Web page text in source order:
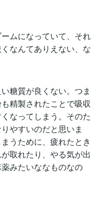
ムになっていて、それ
なんてありえない、な
糖質が良くない。つま
精製されたことで吸収
なってしまう。そのた
やすいのだと思いま
うために、疲れたとき
取れたり、やる気が出
みたいななものなの